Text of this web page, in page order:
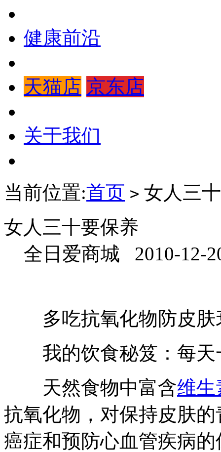
健康前沿
天猫店 京东店
关于我们
当前位置:首页 > 女人三
女人三十要保养
全日爱商城 2010-12-
多吃抗氧化物防皮肤
我的饮食秘笈：每天
天然食物中富含维生
抗氧化物，对保持皮肤
癌症和预防心血管疾病